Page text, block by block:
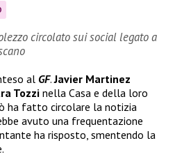
circolato sui social legato a
al GF.Javier Martinez
Tozzinella Casa e della loro
ha fatto circolare la notizia
avuto una frequentazione
ha risposto, smentendo la